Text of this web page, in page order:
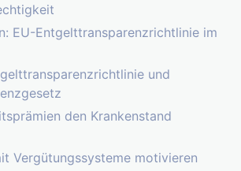
EU-Entgelttransparenzrichtlinie im
und
den Krankenstand
Vergütungssysteme motivieren